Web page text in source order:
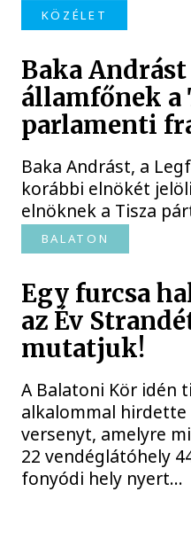
KÖZÉLET
Baka
államfőnek a
parlamenti
Baka Andrást, a
korábbi elnökét
elnöknek a Tisza
BALATON
Egy furcsa
az Év
mutatjuk!
A Balatoni Kör idén
alkalommal hirdette
versenyt, amelyre
22 vendéglátóhely
fonyódi hely nyert...